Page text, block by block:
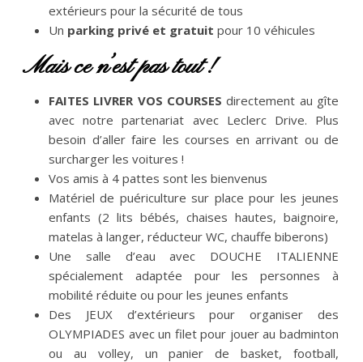
extérieurs pour la sécurité de tous
Un parking privé et gratuit pour 10 véhicules
Mais ce n’est pas tout !
FAITES LIVRER VOS COURSES directement au gîte
avec notre partenariat avec Leclerc Drive. Plus
besoin d’aller faire les courses en arrivant ou de
surcharger les voitures !
Vos amis à 4 pattes sont les bienvenus
Matériel de puériculture sur place pour les jeunes
enfants (2 lits bébés, chaises hautes, baignoire,
matelas à langer, réducteur WC, chauffe biberons)
Une salle d’eau avec DOUCHE ITALIENNE
spécialement adaptée pour les personnes à
mobilité réduite ou pour les jeunes enfants
Des JEUX d’extérieurs pour organiser des
OLYMPIADES avec un filet pour jouer au badminton
ou au volley, un panier de basket, football,